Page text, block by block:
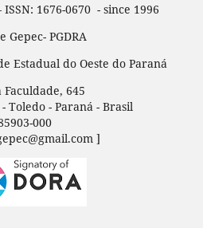
1676-0670 - since 1996
Gepec- PGDRA
Estadual do Oeste do Paraná
Faculdade, 645
Toledo - Paraná - Brasil
000
]